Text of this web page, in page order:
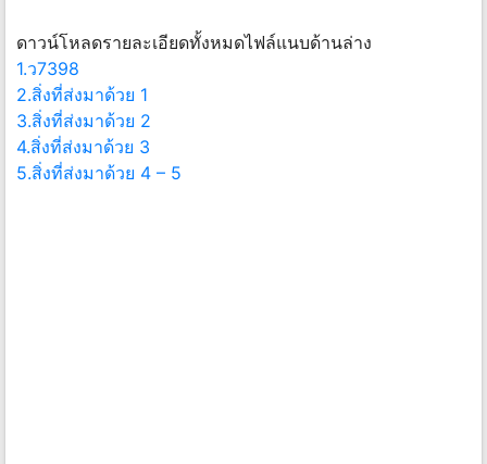
ดาวน์โหลดรายละเอียดทั้งหมดไฟล์แนบด้านล่าง
1.ว7398
2.สิ่งที่ส่งมาด้วย 1
3.สิ่งที่ส่งมาด้วย 2
4.สิ่งที่ส่งมาด้วย 3
5.สิ่งที่ส่งมาด้วย 4 – 5